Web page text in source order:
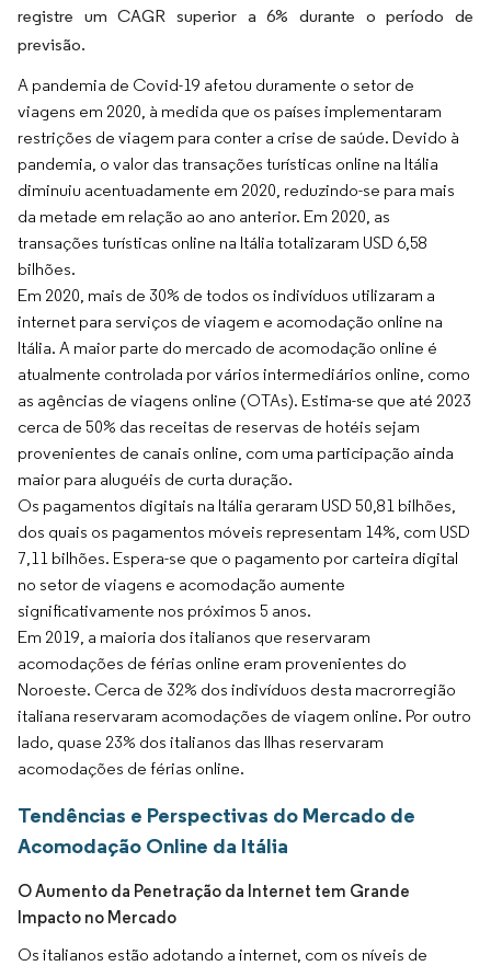
registre um CAGR superior a 6% durante o período de
previsão.
A pandemia de Covid-19 afetou duramente o setor de
viagens em 2020, à medida que os países implementaram
restrições de viagem para conter a crise de saúde. Devido à
pandemia, o valor das transações turísticas online na Itália
diminuiu acentuadamente em 2020, reduzindo-se para mais
da metade em relação ao ano anterior. Em 2020, as
transações turísticas online na Itália totalizaram USD 6,58
bilhões.
Em 2020, mais de 30% de todos os indivíduos utilizaram a
internet para serviços de viagem e acomodação online na
Itália. A maior parte do mercado de acomodação online é
atualmente controlada por vários intermediários online, como
as agências de viagens online (OTAs). Estima-se que até 2023
cerca de 50% das receitas de reservas de hotéis sejam
provenientes de canais online, com uma participação ainda
maior para aluguéis de curta duração.
Os pagamentos digitais na Itália geraram USD 50,81 bilhões,
dos quais os pagamentos móveis representam 14%, com USD
7,11 bilhões. Espera-se que o pagamento por carteira digital
no setor de viagens e acomodação aumente
significativamente nos próximos 5 anos.
Em 2019, a maioria dos italianos que reservaram
acomodações de férias online eram provenientes do
Noroeste. Cerca de 32% dos indivíduos desta macrorregião
italiana reservaram acomodações de viagem online. Por outro
lado, quase 23% dos italianos das Ilhas reservaram
acomodações de férias online.
Tendências e Perspectivas do Mercado de
Acomodação Online da Itália
O Aumento da Penetração da Internet tem Grande
Impacto no Mercado
Os italianos estão adotando a internet, com os níveis de